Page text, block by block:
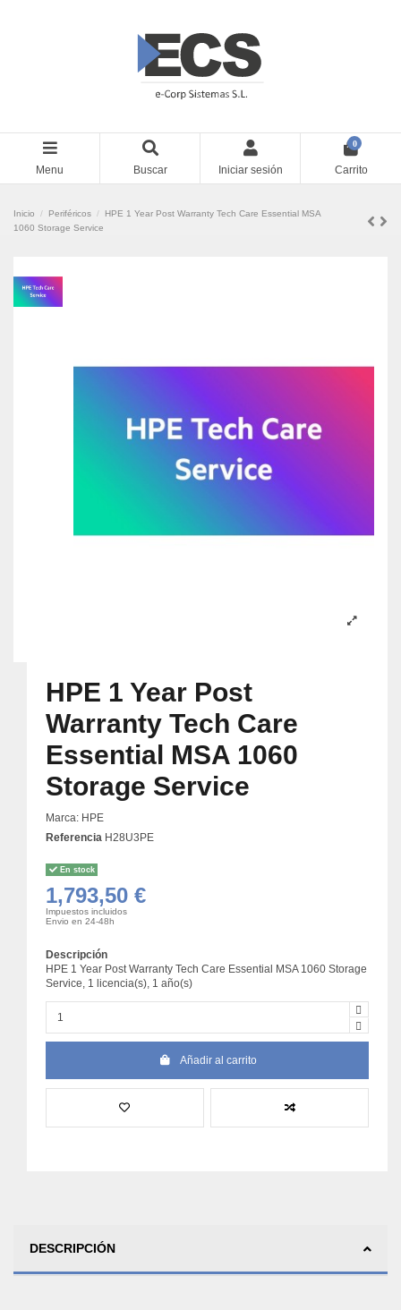
Menu Buscar Iniciar sesión
0
Carrito
Inicio Periféricos
HPE 1 Year Post Warranty Tech Care Essential MSA
1060 Storage Service
HPE 1 Year Post
Warranty Tech Care
Essential MSA 1060
Storage Service
Marca: HPE
Referencia H28U3PE
En stock
1,793,50 €
Impuestos incluidos
Envio en 24-48h
Descripción
HPE 1 Year Post Warranty Tech Care Essential MSA 1060 Storage
Service, 1 licencia(s), 1 año(s)
Añadir al carrito
DESCRIPCIÓN